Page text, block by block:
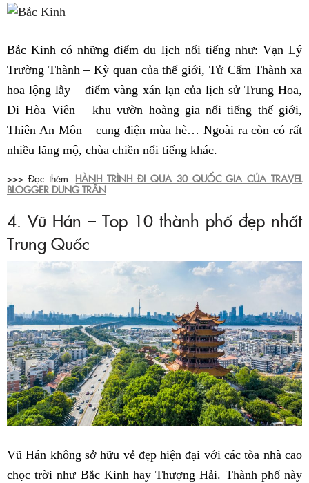
Bắc Kinh có những điểm du lịch nổi tiếng như: Vạn Lý
Trường Thành – Kỳ quan của thế giới, Tử Cấm Thành xa
hoa lộng lẫy – điểm vàng xán lạn của lịch sử Trung Hoa,
Di Hòa Viên – khu vườn hoàng gia nổi tiếng thế giới,
Thiên An Môn – cung điện mùa hè… Ngoài ra còn có rất
nhiều lăng mộ, chùa chiền nổi tiếng khác.
>>> Đọc thêm: HÀNH TRÌNH ĐI QUA 30 QUỐC GIA CỦA TRAVEL
BLOGGER DUNG TRẦN
4. Vũ Hán – Top 10 thành phố đẹp nhất
Trung Quốc
Vũ Hán không sở hữu vẻ đẹp hiện đại với các tòa nhà cao
chọc trời như Bắc Kinh hay Thượng Hải. Thành phố này